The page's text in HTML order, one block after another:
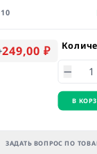
249,00 ₽
В
ЗАДАТЬ ВОПРОС ПО